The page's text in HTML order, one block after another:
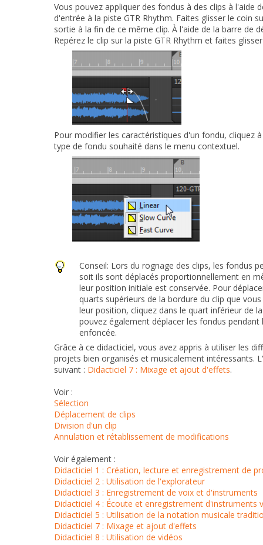
Vous pouvez appliquer des fondus à des clips à l'aide
d'entrée à la piste GTR Rhythm. Faites glisser le coin
sortie à la fin de ce même clip. À l'aide de la barre de
Repérez le clip sur la piste GTR Rhythm et faites
Pour modifier les caractéristiques d'un fondu, cliquez
type de fondu souhaité dans le menu contextuel.
Conseil: Lors du rognage des clips, les fondus
soit ils sont déplacés proportionnellement en
leur position initiale est conservée. Pour
quarts supérieurs de la bordure du clip que
leur position, cliquez dans le quart inférieur de
pouvez également déplacer les fondus
enfoncée.
Grâce à ce didacticiel, vous avez appris à utiliser les
projets bien organisés et musicalement intéressants.
suivant : Didacticiel 7 : Mixage et ajout d'effets.
Voir :
Sélection
Déplacement de clips
Division d'un clip
Annulation et rétablissement de modifications
Voir également :
Didacticiel 1 : Création, lecture et enregistrement de
Didacticiel 2 : Utilisation de l'explorateur
Didacticiel 3 : Enregistrement de voix et d'instruments
Didacticiel 4 : Écoute et enregistrement d'instruments
Didacticiel 5 : Utilisation de la notation musicale
Didacticiel 7 : Mixage et ajout d'effets
Didacticiel 8 : Utilisation de vidéos